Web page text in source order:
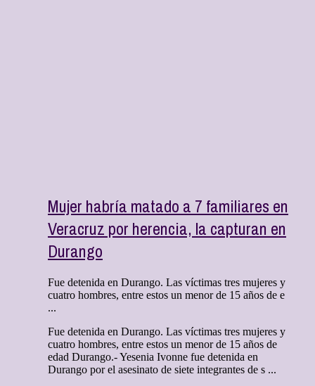
Mujer habría matado a 7 familiares en
Veracruz por herencia, la capturan en
Durango
Fue detenida en Durango. Las víctimas tres mujeres y
cuatro hombres, entre estos un menor de 15 años de e
...
Fue detenida en Durango. Las víctimas tres mujeres y
cuatro hombres, entre estos un menor de 15 años de
edad Durango.- Yesenia Ivonne fue detenida en
Durango por el asesinato de siete integrantes de s ...